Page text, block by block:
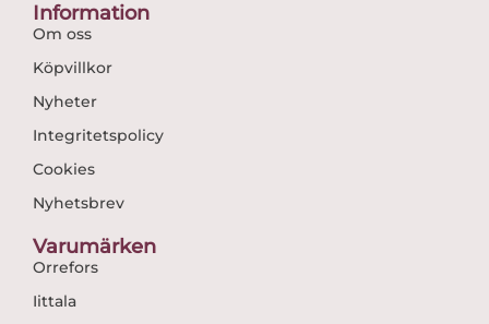
Information
Om oss
Köpvillkor
Nyheter
Integritetspolicy
Cookies
Nyhetsbrev
Varumärken
Orrefors
Iittala